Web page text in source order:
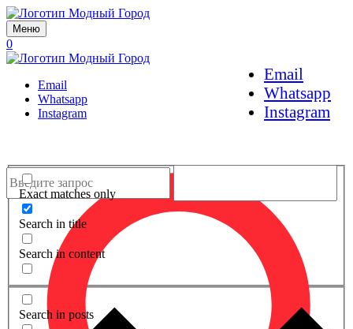
Меню
0
Email
Whatsapp
Instagram
Email
Whatsapp
Instagram
Exact matches only
Search in title
Search in content
Search in posts